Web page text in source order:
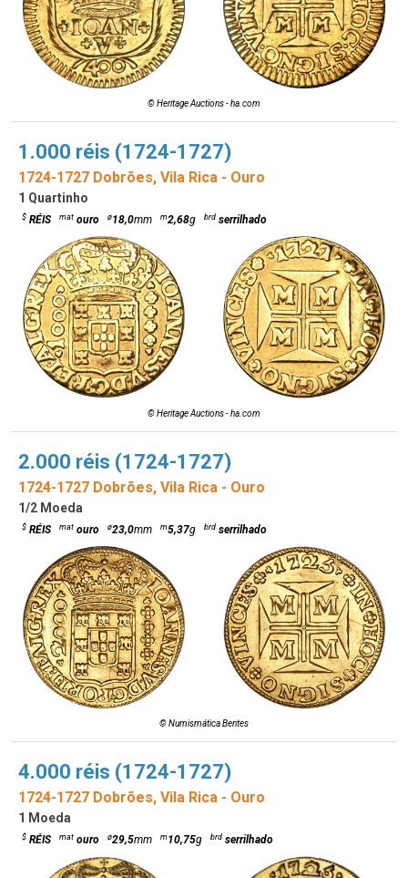
© Heritage Auctions - ha.com
1.000 réis (1724-1727)
1724-1727 Dobrões, Vila Rica - Ouro
1 Quartinho
$ RÉIS mat ouro ø18,0mm m2,68g brd serrilhado
© Heritage Auctions - ha.com
2.000 réis (1724-1727)
1724-1727 Dobrões, Vila Rica - Ouro
1/2 Moeda
$ RÉIS mat ouro ø23,0mm m5,37g brd serrilhado
© Numismática Bentes
4.000 réis (1724-1727)
1724-1727 Dobrões, Vila Rica - Ouro
1 Moeda
$ RÉIS mat ouro ø29,5mm m10,75g brd serrilhado